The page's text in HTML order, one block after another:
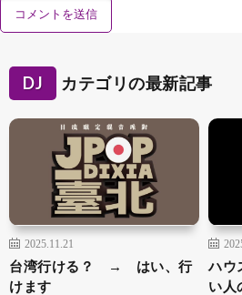
DJ カテゴリの最新記事
2025.11.21
台湾行ける？ → はい、行
けます
ハウ
い人